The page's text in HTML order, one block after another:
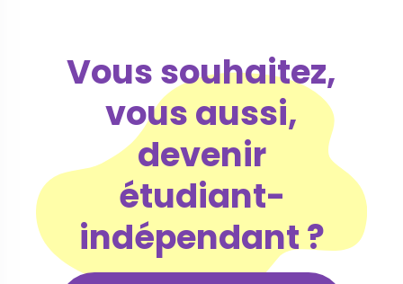
Vous souhaitez,
vous aussi,
devenir
étudiant-
indépendant ?